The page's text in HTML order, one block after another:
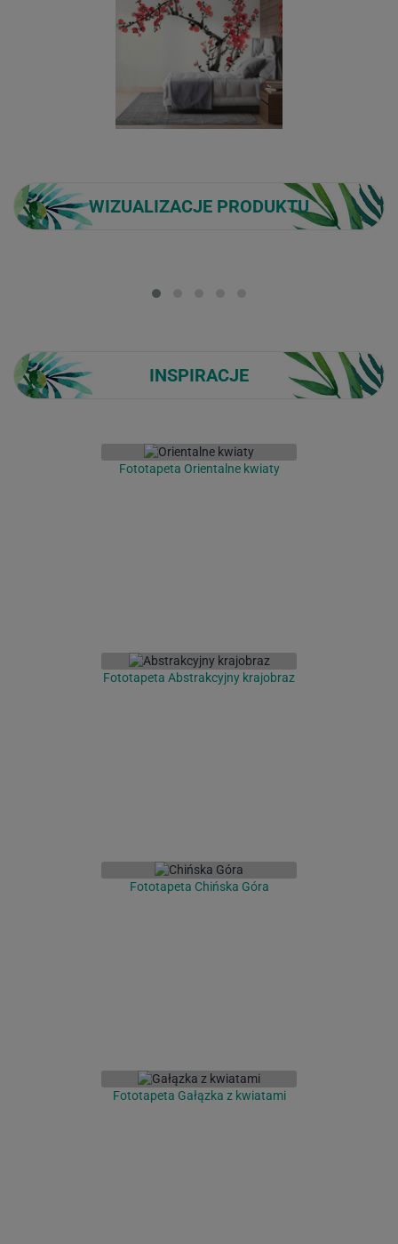
WIZUALIZACJE PRODUKTU
INSPIRACJE
Fototapeta Orientalne kwiaty
Fototapeta Abstrakcyjny krajobraz
Fototapeta Chińska Góra
Fototapeta Gałązka z kwiatami